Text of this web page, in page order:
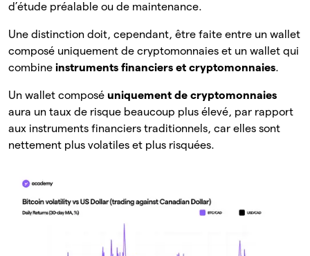
d’étude préalable ou de maintenance.
Une distinction doit, cependant, être faite entre un wallet
composé uniquement de cryptomonnaies et un wallet qui
combine instruments financiers et cryptomonnaies.
Un wallet composé uniquement de cryptomonnaies
aura un taux de risque beaucoup plus élevé, par rapport
aux instruments financiers traditionnels, car elles sont
nettement plus volatiles et plus risquées.